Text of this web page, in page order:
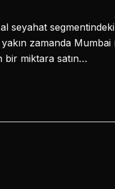
seyahat
zamanda Mumbai
bir miktara satın…